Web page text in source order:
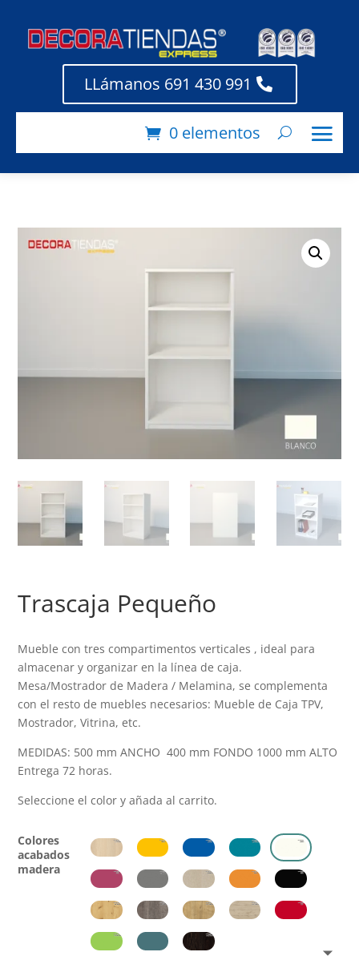
LLámanos 691 430 991
0 elementos
Trascaja Pequeño
Mueble con tres compartimentos verticales , ideal para
almacenar y organizar en la línea de caja.
Mesa/Mostrador de Madera / Melamina, se complementa
con el resto de muebles necesarios: Mueble de Caja TPV,
Mostrador, Vitrina, etc.
MEDIDAS: 500 mm ANCHO 400 mm FONDO 1000 mm ALTO
Entrega 72 horas.
Seleccione el color y añada al carrito.
Colores
acabados
madera